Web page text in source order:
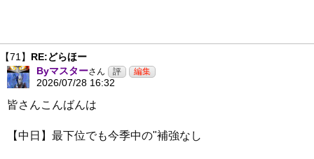
【71】 RE:どらほー
Byマスターさん
2026/07/28 16:32
皆さんこんばんは
【中日】最下位でも今季中の"補強なし